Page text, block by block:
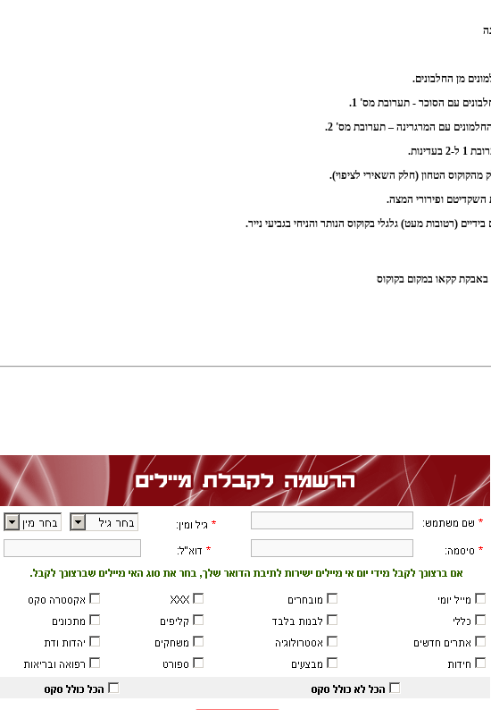
מן החלבונים.
עם הסוכר - תערובת מס' 1.
עם המרגרינה – תערובת מס' 2.
בעדינות.
מהקוקוס הטחון (חלק השאירי לציפוי).
השקדיטם ופירורי המצה.
בידיים (רטובות מעט) גלגלי בקוקוס הנותר והניחי בגביעי נייר.
קקאו במקום בקוקוס